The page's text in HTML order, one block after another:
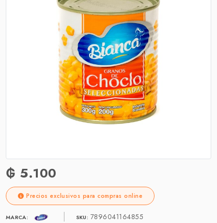
₲ 5.100
Precios exclusivos para compras online
MARCA: SKU: 7896041164855